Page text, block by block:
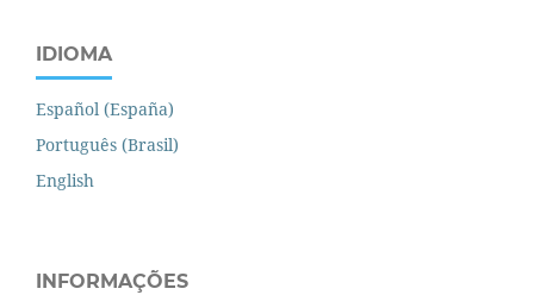
IDIOMA
Español (España)
Português (Brasil)
English
INFORMAÇÕES